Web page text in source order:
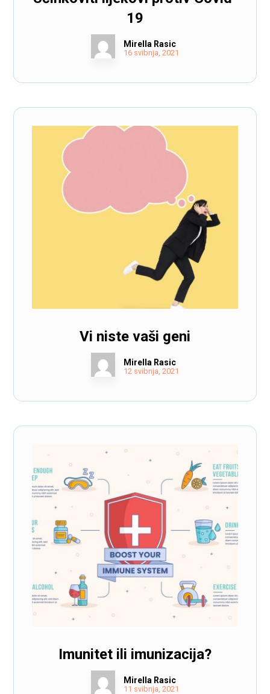
19
Mirella Rasic
16 svibnja, 2021
Vi niste vaši geni
Mirella Rasic
12 svibnja, 2021
Imunitet ili imunizacija?
Mirella Rasic
11 svibnja, 2021